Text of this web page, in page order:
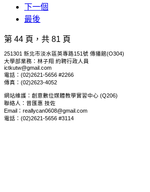
下一個
最後
第 44 頁，共 81 頁
251301 新北市淡水區英專路151號 傳播館(O304)
大學部業務：林子翔 約聘行政人員
ictkutw@gmail.com
電話：(02)2621-5656 #2266
傳真：(02)2623-4052
網站維護：創意數位媒體教學實習中心 (Q206)
聯絡人：曾匯惠 技佐
Email：reallycan0608@gmail.com
電話：(02)2621-5656 #3114